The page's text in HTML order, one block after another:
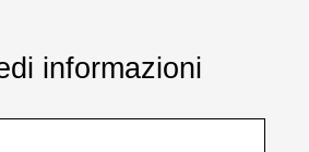
informazioni